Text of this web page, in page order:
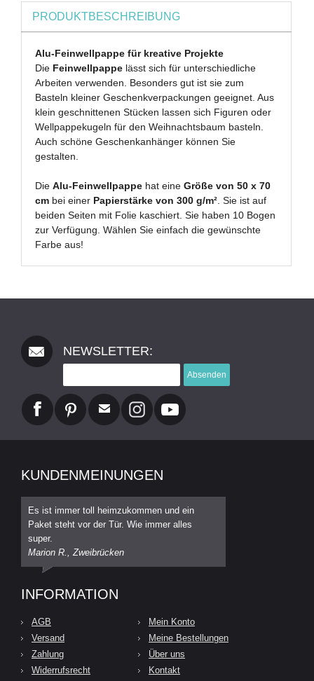
PRODUKTBESCHREIBUNG
Alu-Feinwellpappe für kreative Projekte
Die Feinwellpappe lässt sich für unterschiedliche
Arbeiten verwenden. Besonders gut ist sie zum
Basteln kleiner Geschenkverpackungen geeignet. Aus
klein geschnittenen Stücken lassen sich Figuren oder
Wellpappekugeln für den Weihnachtsbaum basteln.
Auch schöne Geschenkanhänger können Sie
gestalten.
DieAlu-Feinwellpappe hat eineGröße von 50 x 70
cm bei einer Papierstärke von 300 g/m² . Sie ist auf
beiden Seiten mit Folie kaschiert. Sie haben 10 Bogen
zur Verfügung. Wählen Sie einfach die gewünschte
Farbe aus!
NEWSLETTER:
Absenden
KUNDENMEINUNGEN
Es ist immer toll heimzukommen und ein
Paket steht vor der Tür. Wie immer alles
super.
Marion R., Zweibrücken
INFORMATION
AGB
Versand
Zahlung
Widerrufsrecht
Mein Konto
Meine Bestellungen
Über uns
Kontakt